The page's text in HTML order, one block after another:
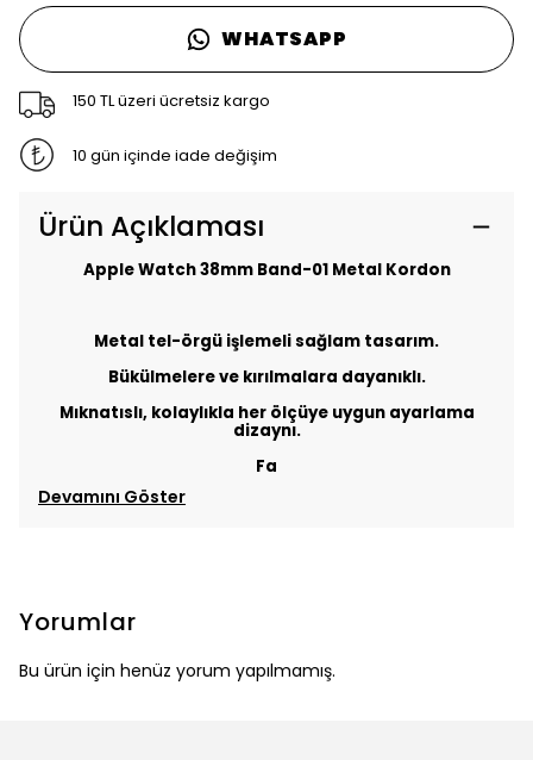
WHATSAPP
150 TL üzeri ücretsiz kargo
10 gün içinde iade değişim
Ürün Açıklaması
Apple Watch 38mm Band-01 Metal Kordon
Metal tel-örgü işlemeli sağlam tasarım.
Bükülmelere ve kırılmalara dayanıklı.
Mıknatıslı, kolaylıkla her ölçüye uygun ayarlama
dizaynı.
Fa
Devamını Göster
Yorumlar
Bu ürün için henüz yorum yapılmamış.